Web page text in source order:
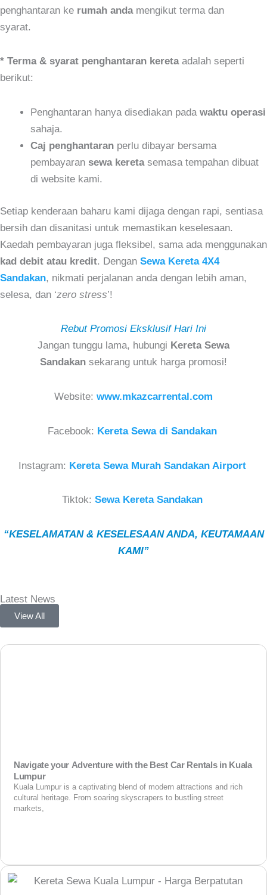
penghantaran ke rumah andamengikut terma dan
syarat.
* Terma & syarat penghantaran keretaadalah seperti
berikut:
Penghantaran hanya disediakan pada waktu operasi
sahaja.
Caj penghantaran perlu dibayar bersama
pembayaran sewa keretasemasa tempahan dibuat
di website kami.
Setiap kenderaan baharu kami dijaga dengan rapi, sentiasa
bersih dan disanitasi untuk memastikan keselesaan.
Kaedah pembayaran juga fleksibel, sama ada menggunakan
kad debit atau kredit. Dengan Sewa Kereta 4X4
Sandakan, nikmati perjalanan anda dengan lebih aman,
selesa, dan ‘zero stress’!
Rebut Promosi Eksklusif Hari Ini
Jangan tunggu lama, hubungi Kereta Sewa
Sandakan sekarang untuk harga promosi!
Website: www.mkazcarrental.com
Facebook: Kereta Sewa di Sandakan
Instagram: Kereta Sewa Murah Sandakan Airport
Tiktok: Sewa Kereta Sandakan
“KESELAMATAN & KESELESAAN ANDA, KEUTAMAAN
KAMI”
Latest News
View All
Navigate your Adventure with the Best Car Rentals in Kuala
Lumpur
Kuala Lumpur is a captivating blend of modern attractions and rich
cultural heritage. From soaring skyscrapers to bustling street
markets,